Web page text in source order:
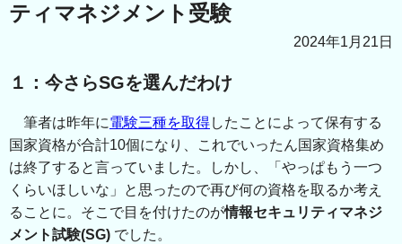
ティマネジメント受験
2024年1月21日
１：今さらSGを選んだわけ
筆者は昨年に電験三種を取得したことによって保有する
国家資格が合計10個になり、これでいったん国家資格集め
は終了すると言っていました。しかし、「やっぱもう一つ
くらいほしいな」と思ったので再び何の資格を取るか考え
ることに。そこで目を付けたのが情報セキュリティマネジ
メント試験(SG) でした。